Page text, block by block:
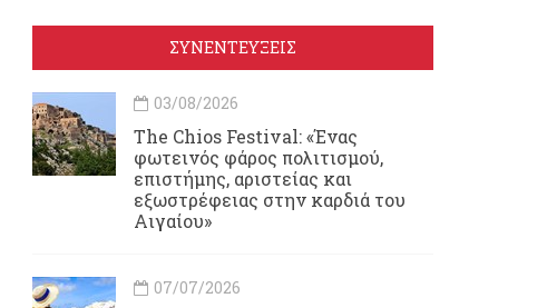
ΣΥΝΕΝΤΕΥΞΕΙΣ
03/08/2026
Τhe Chios Festival: «Ένας
φωτεινός φάρος πολιτισμού,
επιστήμης, αριστείας και
εξωστρέφειας στην καρδιά του
Αιγαίου»
07/07/2026